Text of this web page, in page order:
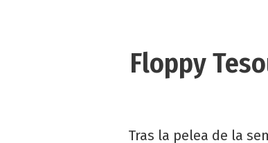
Floppy
Tras la pelea de la